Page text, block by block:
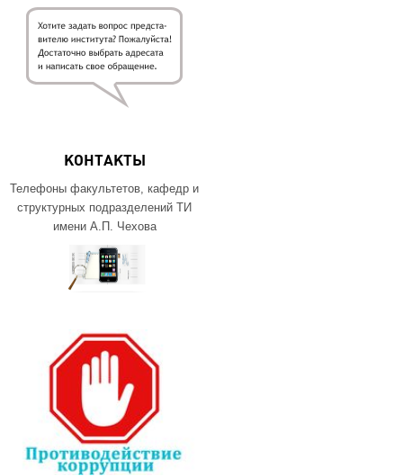
КОНТАКТЫ
Телефоны факультетов, кафедр и
структурных подразделений ТИ
имени А.П. Чехова